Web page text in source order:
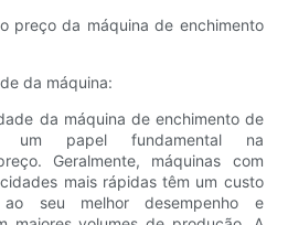
preço da máquina de enchimento
da máquina:
da máquina de enchimento de
um papel fundamental na
Geralmente, máquinas com
mais rápidas têm um custo
seu melhor desempenho e